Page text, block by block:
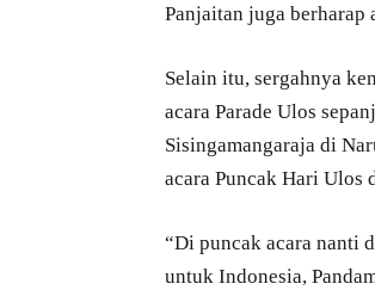
Panjaitan juga berharap
Selain itu, sergahnya
acara Parade Ulos
Sisingamangaraja di
acara Puncak Hari Ulos
“Di puncak acara nanti
untuk Indonesia,